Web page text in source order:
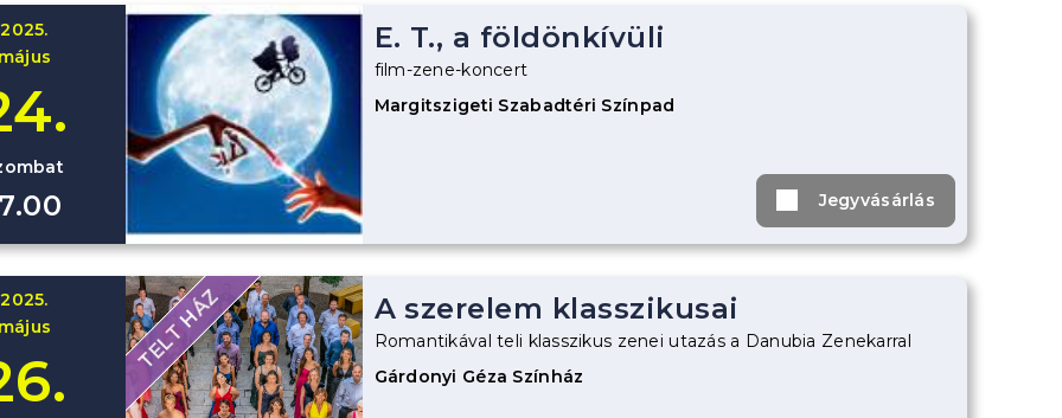
2025.
E. T., a földönkívüli
film-zene-koncert
Margitszigeti Szabadtéri Színpad
Jegyvásárlás
2025.
TELT HÁZ A szerelem klasszikusai
Romantikával teli klasszikus zenei utazás a Danubia Zenekarral
Gárdonyi Géza Színház